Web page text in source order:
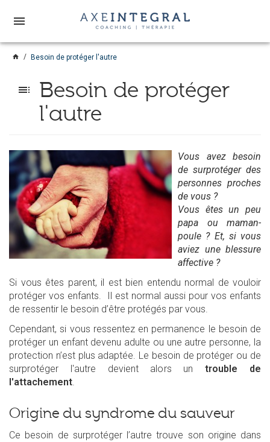
menu
home Besoin de protéger l'autre
toc
Besoin de protéger
l'autre
Vous avez besoin
de surprotéger des
personnes proches
de vous ?
Vous êtes un peu
papa ou maman-
poule ? Et, si vous
aviez une blessure
affective ?
Si vous êtes parent, il est bien entendu normal de vouloir
protéger vos enfants. Il est normal aussi pour vos enfants
de ressentir le besoin d’être protégés par vous.
Cependant, si vous ressentez en permanence le besoin de
protéger un enfant devenu adulte ou une autre personne, la
protection n’est plus adaptée. Le besoin de protéger ou de
surprotéger l'autre devient alors untrouble de
l'attachement.
Origine du syndrome du sauveur
Ce besoin de surprotéger l’autre trouve son origine dans